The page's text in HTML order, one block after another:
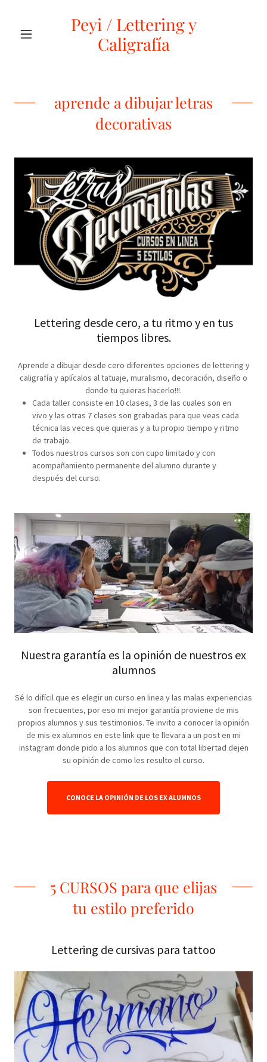
Peyi / Lettering y
Caligrafía
aprende a dibujar letras
decorativas
Lettering desde cero, a tu ritmo y en tus
tiempos libres.
Aprende a dibujar desde cero diferentes opciones de lettering y
caligrafía y aplícalos al tatuaje, muralismo, decoración, diseño o
donde tu quieras hacerlo!!!.
Cada taller consiste en 10 clases, 3 de las cuales son en
vivo y las otras 7 clases son grabadas para que veas cada
técnica las veces que quieras y a tu propio tiempo y ritmo
de trabajo.
Todos nuestros cursos son con cupo limitado y con
acompañamiento permanente del alumno durante y
después del curso.
Nuestra garantía es la opinión de nuestros ex
alumnos
Sé lo difícil que es elegir un curso en linea y las malas experiencias
son frecuentes, por eso mi mejor garantía proviene de mis
propios alumnos y sus testimonios. Te invito a conocer la opinión
de mis ex alumnos en este link que te llevara a un post en mi
instagram donde pido a los alumnos que con total libertad dejen
su opinión de como les resulto el curso.
CONOCE LA OPINIÓN DE LOS EX ALUMNOS
5 CURSOS para que elijas
tu estilo preferido
Lettering de cursivas para tattoo